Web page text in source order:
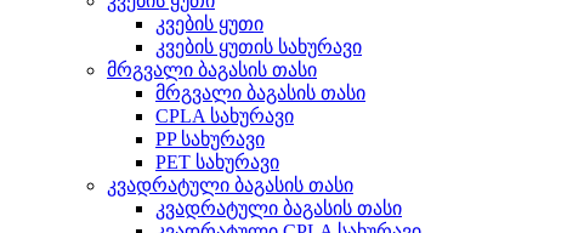
კვების ყუთი
კვების ყუთის სახურავი
მრგვალი ბაგასის თასი
მრგვალი ბაგასის თასი
CPLA სახურავი
PP სახურავი
PET სახურავი
კვადრატული ბაგასის თასი
კვადრატული ბაგასის თასი